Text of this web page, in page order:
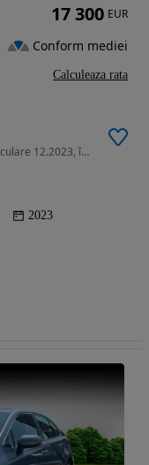
1798 cm3 • 140 CP • 1.8 Hybrid, prima înmatriculare 12.2023, înmatriculată în România 2026
2023
17 300 EUR
Conform mediei
Calculeaza rata